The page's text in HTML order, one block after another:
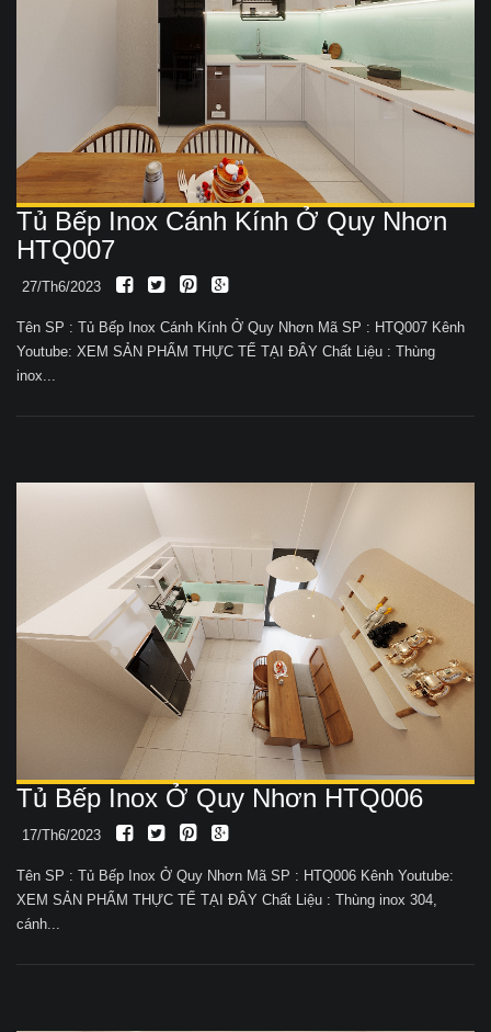
Tủ Bếp Inox Cánh Kính Ở Quy Nhơn
HTQ007
27/Th6/2023
Tên SP : Tủ Bếp Inox Cánh Kính Ở Quy Nhơn Mã SP : HTQ007 Kênh
Youtube: XEM SẢN PHẨM THỰC TẾ TẠI ĐÂY Chất Liệu : Thùng
inox...
Tủ Bếp Inox Ở Quy Nhơn HTQ006
17/Th6/2023
Tên SP : Tủ Bếp Inox Ở Quy Nhơn Mã SP : HTQ006 Kênh Youtube:
XEM SẢN PHẨM THỰC TẾ TẠI ĐÂY Chất Liệu : Thùng inox 304,
cánh...